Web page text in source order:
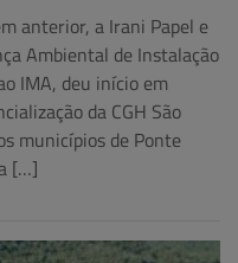
anterior, a Irani Papel e
Ambiental de Instalação
IMA, deu início em
da CGH São
municípios de Ponte
[…]